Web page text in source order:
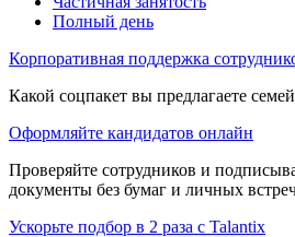
Полный день
Корпоративная поддержка
Какой соцпакет вы предлагаете
Оформляйте кандидатов онлайн
Проверяйте сотрудников и
документы без бумаг и личных
Ускорьте подбор в 2 раза с Talantix